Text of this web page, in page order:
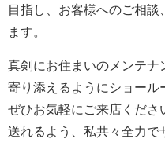
目指し、お客様へのご相談
ます。
真剣にお住まいのメンテ
寄り添えるようにショール
ぜひお気軽にご来店くだ
送れるよう、私共々全力で